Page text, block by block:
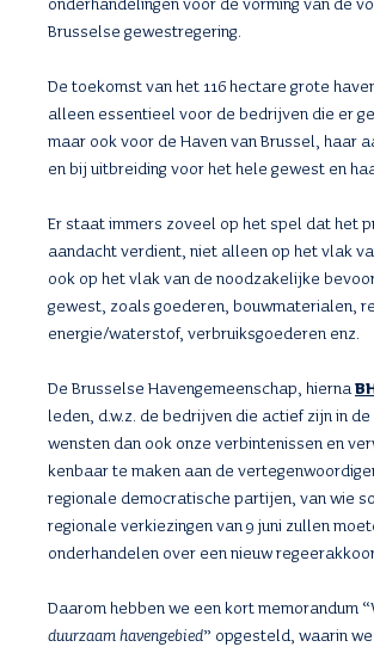
onderhandelingen voor de vorming van de
Brusselse gewestregering.
De toekomst van het 116 hectare grote
alleen essentieel voor de bedrijven die er
maar ook voor de Haven van Brussel, haar
en bij uitbreiding voor het hele gewest en
Er staat immers zoveel op het spel dat het
aandacht verdient, niet alleen op het vlak
ook op het vlak van de noodzakelijke
gewest, zoals goederen, bouwmaterialen,
energie/waterstof, verbruiksgoederen enz.
De Brusselse Havengemeenschap, hierna
leden, d.w.z. de bedrijven die actief zijn in
wensten dan ook onze verbintenissen en
kenbaar te maken aan de
regionale democratische partijen, van wie
regionale verkiezingen van 9 juni zullen
onderhandelen over een nieuw
Daarom hebben we een kort memorandum “
duurzaam havengebied” opgesteld, waarin